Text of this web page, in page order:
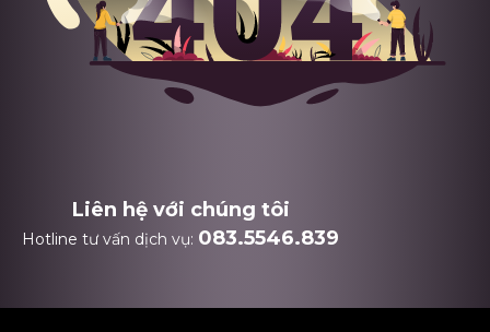
Liên hệ với chúng tôi
Hotline tư vấn dịch vụ: 083.5546.839